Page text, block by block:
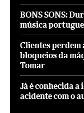
BONS SONS:
música
Clientes perdem
bloqueios da
Tomar
Já é conhecida
acidente com o